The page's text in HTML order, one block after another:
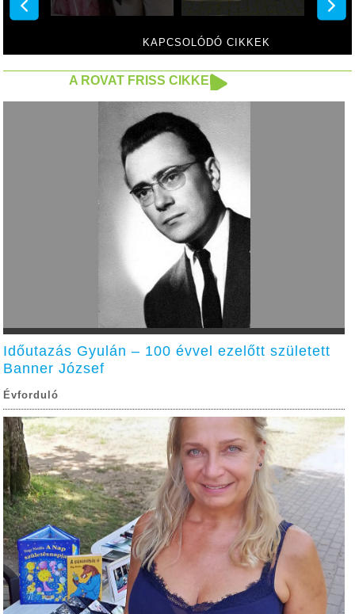
KAPCSOLÓDÓ CIKKEK
A ROVAT FRISS CIKKEI
Időutazás Gyulán – 100 évvel ezelőtt született
Banner József
Évforduló